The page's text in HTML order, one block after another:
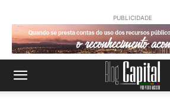
PUBLICIDADE